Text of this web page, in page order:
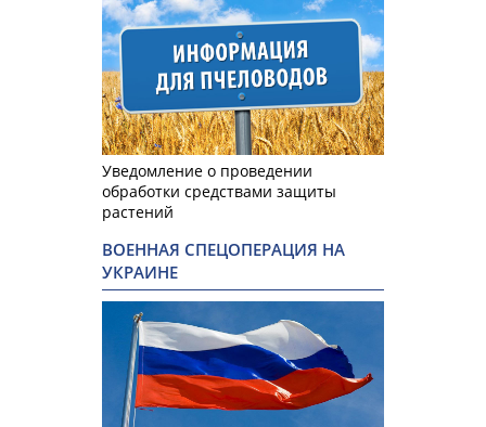
Уведомление о проведении
обработки средствами защиты
растений
ВОЕННАЯ СПЕЦОПЕРАЦИЯ НА
УКРАИНЕ